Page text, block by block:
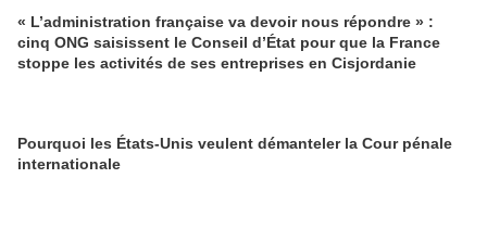
« L’administration française va devoir nous répondre » :
cinq ONG saisissent le Conseil d’État pour que la France
stoppe les activités de ses entreprises en Cisjordanie
Pourquoi les États-Unis veulent démanteler la Cour pénale
internationale